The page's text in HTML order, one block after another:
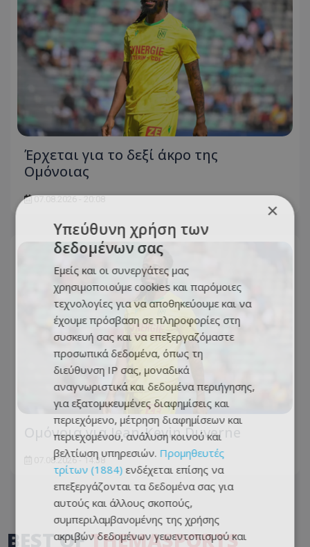
Έρχεται για το δεξί άκρο της
Ομόνοιας
07.08.2026 - 20:08
Ομόνοια για Jean-Kevin Duverne
07.08.2026 - 14:38
BEST OFTHEMASPORTS
×
Υπεύθυνη χρήση των
δεδομένων σας
Εμείς και οι συνεργάτες μας
χρησιμοποιούμε cookies και παρόμοιες
τεχνολογίες για να αποθηκεύουμε και να
έχουμε πρόσβαση σε πληροφορίες στη
συσκευή σας και να επεξεργαζόμαστε
προσωπικά δεδομένα, όπως τη
διεύθυνση IP σας, μοναδικά
αναγνωριστικά και δεδομένα περιήγησης,
για εξατομικευμένες διαφημίσεις και
περιεχόμενο, μέτρηση διαφημίσεων και
περιεχομένου, ανάλυση κοινού και
βελτίωση υπηρεσιών. Προμηθευτές
τρίτων (1884) ενδέχεται επίσης να
επεξεργάζονται τα δεδομένα σας για
αυτούς και άλλους σκοπούς,
συμπεριλαμβανομένης της χρήσης
ακριβών δεδομένων γεωεντοπισμού και